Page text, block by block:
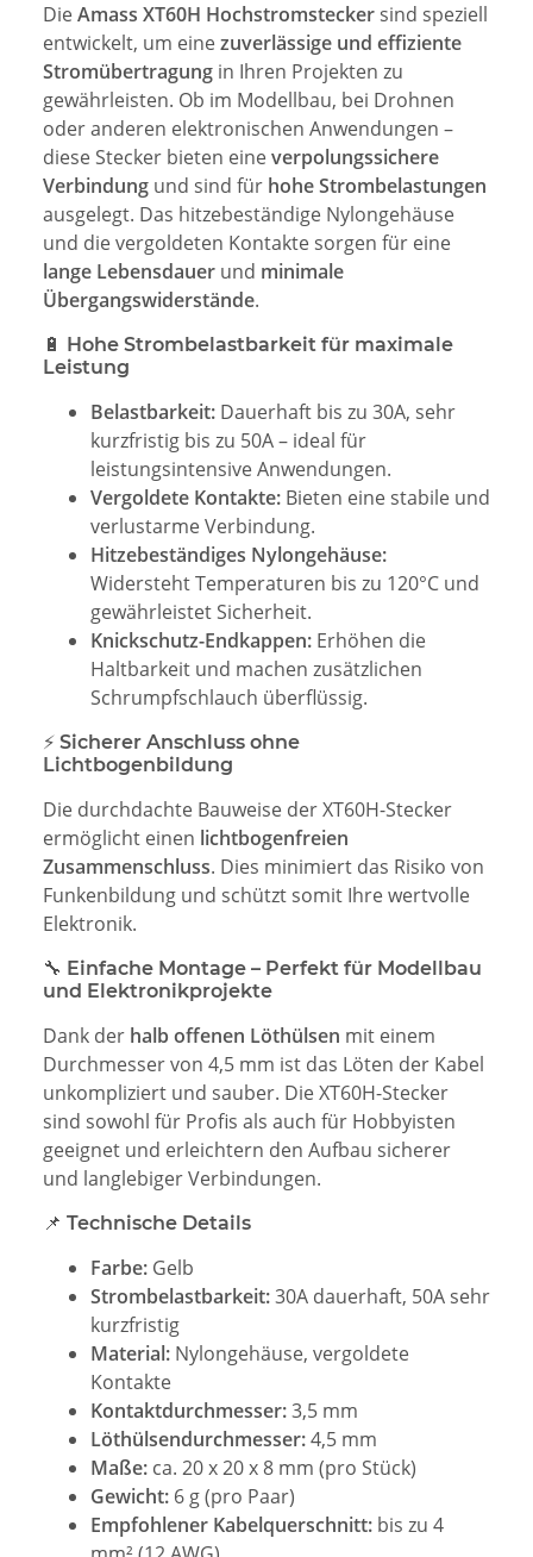
DieAmass XT60H Hochstromstecker sind speziell
entwickelt, um einezuverlässige und effiziente
Stromübertragung in Ihren Projekten zu
gewährleisten. Ob im Modellbau, bei Drohnen
oder anderen elektronischen Anwendungen –
diese Stecker bieten eineverpolungssichere
Verbindung und sind für hohe Strombelastungen
ausgelegt. Das hitzebeständige Nylongehäuse
und die vergoldeten Kontakte sorgen für eine
lange Lebensdauer und minimale
Übergangswiderstände.
🔋 Hohe Strombelastbarkeit für maximale
Leistung
Belastbarkeit: Dauerhaft bis zu 30A, sehr
kurzfristig bis zu 50A – ideal für
leistungsintensive Anwendungen.
Vergoldete Kontakte: Bieten eine stabile und
verlustarme Verbindung.
Hitzebeständiges Nylongehäuse:
Widersteht Temperaturen bis zu 120°C und
gewährleistet Sicherheit.
Knickschutz-Endkappen: Erhöhen die
Haltbarkeit und machen zusätzlichen
Schrumpfschlauch überflüssig.
⚡ Sicherer Anschluss ohne
Lichtbogenbildung
Die durchdachte Bauweise der XT60H-Stecker
ermöglicht einen lichtbogenfreien
Zusammenschluss. Dies minimiert das Risiko von
Funkenbildung und schützt somit Ihre wertvolle
Elektronik.
🔧 Einfache Montage – Perfekt für Modellbau
und Elektronikprojekte
Dank der halb offenen Löthülsen mit einem
Durchmesser von 4,5 mm ist das Löten der Kabel
unkompliziert und sauber. Die XT60H-Stecker
sind sowohl für Profis als auch für Hobbyisten
geeignet und erleichtern den Aufbau sicherer
und langlebiger Verbindungen.
📌 Technische Details
Farbe: Gelb
Strombelastbarkeit:30A dauerhaft, 50A sehr
kurzfristig
Material: Nylongehäuse, vergoldete
Kontakte
Kontaktdurchmesser:3,5 mm
Löthülsendurchmesser:4,5 mm
Maße: ca. 20 x 20 x 8 mm (pro Stück)
Gewicht: 6 g (pro Paar)
Empfohlener Kabelquerschnitt: bis zu 4